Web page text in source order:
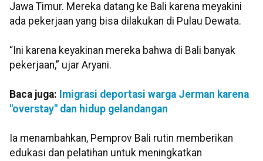
Jawa Timur. Mereka datang ke Bali karena meyakini
ada pekerjaan yang bisa dilakukan di Pulau Dewata.
“Ini karena keyakinan mereka bahwa di Bali banyak
pekerjaan,” ujar Aryani.
Baca juga: Imigrasi deportasi warga Jerman karena
"overstay" dan hidup gelandangan
Ia menambahkan, Pemprov Bali rutin memberikan
edukasi dan pelatihan untuk meningkatkan